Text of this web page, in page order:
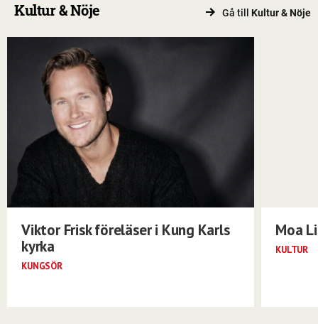
Kultur & Nöje Gå till Kultur & Nöje
Viktor Frisk föreläser i Kung Karls
kyrka
KUNGSÖR
Moa
KULTUR